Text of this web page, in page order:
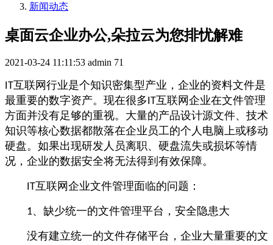
新闻动态
桌面云企业办公,朵拉云为您排忧解难
2021-03-24 11:11:53 admin 71
IT互联网行业是个知识密集型产业，企业的资料文件是
最重要的数字资产。现在很多 IT互联网企业在文件管理
方面并没有足够的重视。大量的产品设计源文件、技术
知识等核心数据都散落在企业员工的个人电脑上或移动
硬盘。如果出现研发人员离职、硬盘流失或损坏等情
况，企业的数据安全将无法得到有效保障。
IT互联网企业文件管理面临的问题：
1、缺少统一的文件管理平台，安全隐患大
没有建立统一的文件存储平台，企业大量重要的文